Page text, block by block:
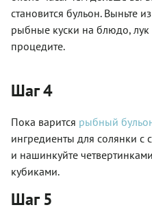
становится бульон. Выньте
рыбные куски на блюдо, лук
процедите.
Шаг 4
Пока варится рыбный
ингредиенты для солянки с
и нашинкуйте
кубиками.
Шаг 5